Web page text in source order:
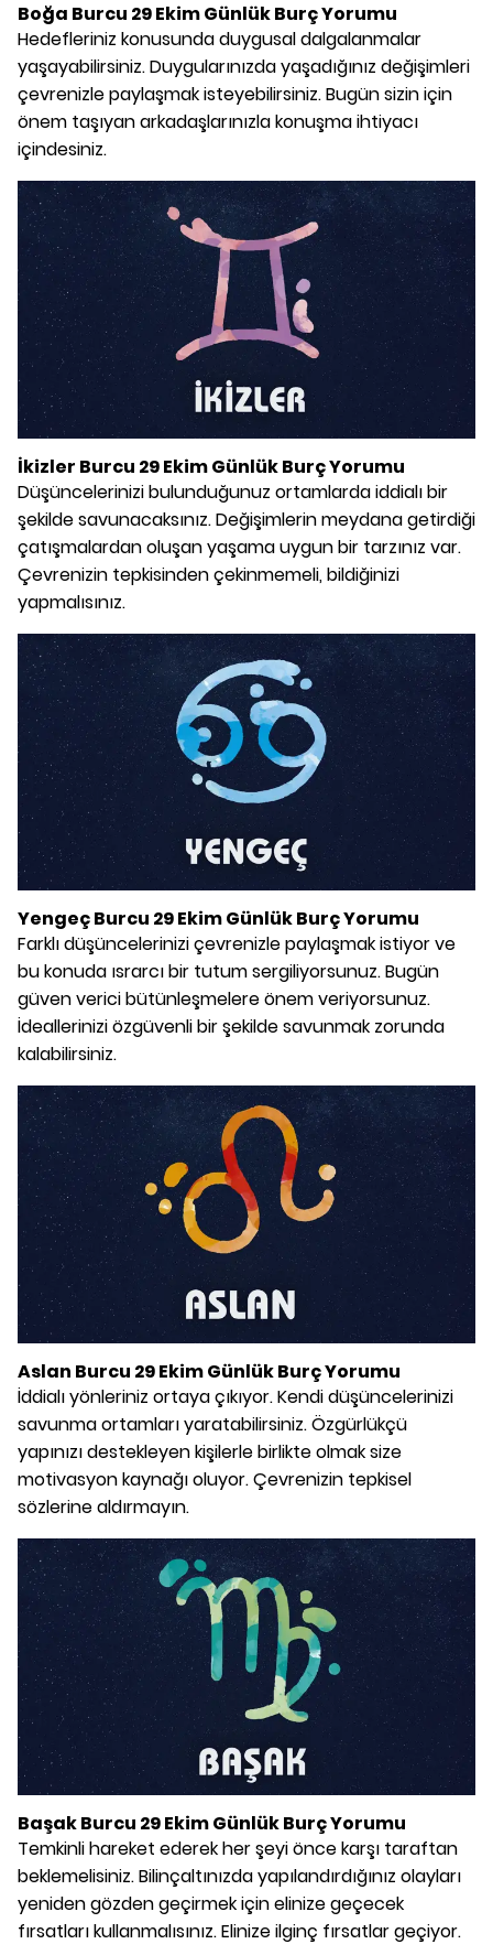
Boğa Burcu 29 Ekim Günlük Burç Yorumu
Hedefleriniz konusunda duygusal dalgalanmalar
yaşayabilirsiniz. Duygularınızda yaşadığınız değişimleri
çevrenizle paylaşmak isteyebilirsiniz. Bugün sizin için
önem taşıyan arkadaşlarınızla konuşma ihtiyacı
içindesiniz.
İkizler Burcu 29 Ekim Günlük Burç Yorumu
Düşüncelerinizi bulunduğunuz ortamlarda iddialı bir
şekilde savunacaksınız. Değişimlerin meydana getirdiği
çatışmalardan oluşan yaşama uygun bir tarzınız var.
Çevrenizin tepkisinden çekinmemeli, bildiğinizi
yapmalısınız.
Yengeç Burcu 29 Ekim Günlük Burç Yorumu
Farklı düşüncelerinizi çevrenizle paylaşmak istiyor ve
bu konuda ısrarcı bir tutum sergiliyorsunuz. Bugün
güven verici bütünleşmelere önem veriyorsunuz.
İdeallerinizi özgüvenli bir şekilde savunmak zorunda
kalabilirsiniz.
Aslan Burcu 29 Ekim Günlük Burç Yorumu
İddialı yönleriniz ortaya çıkıyor. Kendi düşüncelerinizi
savunma ortamları yaratabilirsiniz. Özgürlükçü
yapınızı destekleyen kişilerle birlikte olmak size
motivasyon kaynağı oluyor. Çevrenizin tepkisel
sözlerine aldırmayın.
Başak Burcu 29 Ekim Günlük Burç Yorumu
Temkinli hareket ederek her şeyi önce karşı taraftan
beklemelisiniz. Bilinçaltınızda yapılandırdığınız olayları
yeniden gözden geçirmek için elinize geçecek
fırsatları kullanmalısınız. Elinize ilginç fırsatlar geçiyor.